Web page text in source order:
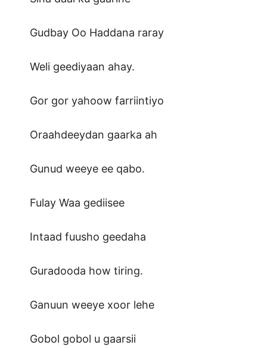
Gudbay Oo Haddana raray
Weli geediyaan ahay.
Gor gor yahoow farriintiyo
Oraahdeeydan gaarka ah
Gunud weeye ee qabo.
Fulay Waa gediisee
Intaad fuusho geedaha
Guradooda how tiring.
Ganuun weeye xoor lehe
Gobol gobol u gaarsii